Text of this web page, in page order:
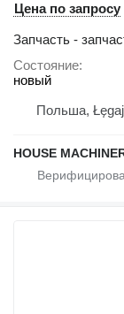
Цена по запросу
Запчасть -
Состояние
новый
Польша,
HOUSE